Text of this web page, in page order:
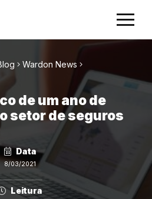
Wardon News
de um ano de
setor de seguros
Data
8/03/2021
Leitura